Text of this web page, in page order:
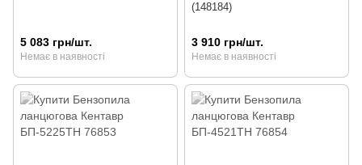
5 083 грн/шт.
Немає в наявності
(148184)
3 910 грн/шт.
Немає в наявності